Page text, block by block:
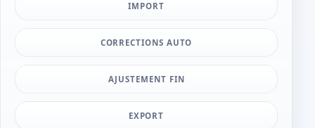
IMPORT
CORRECTIONS AUTO
AJUSTEMENT FIN
EXPORT